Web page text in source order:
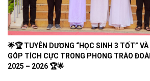
🌟🏆 TUYÊN DƯƠNG “HỌC SINH 3 TỐT”
GÓP TÍCH CỰC TRONG PHONG TRÀO
2025 – 2026 🏆🌟